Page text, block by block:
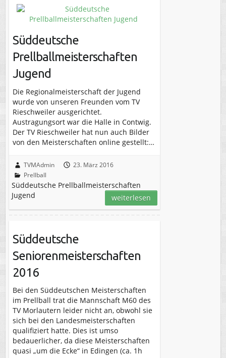
Süddeutsche
Prellballmeisterschaften
Jugend
Die Regionalmeisterschaft der Jugend
wurde von unseren Freunden vom TV
Rieschweiler ausgerichtet.
Austragungsort war die Halle in Contwig.
Der TV Rieschweiler hat nun auch Bilder
von den Meisterschaften online gestellt:…
TVMAdmin
23. März 2016
Prellball
Süddeutsche Prellballmeisterschaften
Jugend
weiterlesen
Süddeutsche
Seniorenmeisterschaften
2016
Bei den Süddeutschen Meisterschaften
im Prellball trat die Mannschaft M60 des
TV Morlautern leider nicht an, obwohl sie
sich bei den Landesmeisterschaften
qualifiziert hatte. Dies ist umso
bedauerlicher, da diese Meisterschaften
quasi „um die Ecke“ in Edingen (ca. 1h